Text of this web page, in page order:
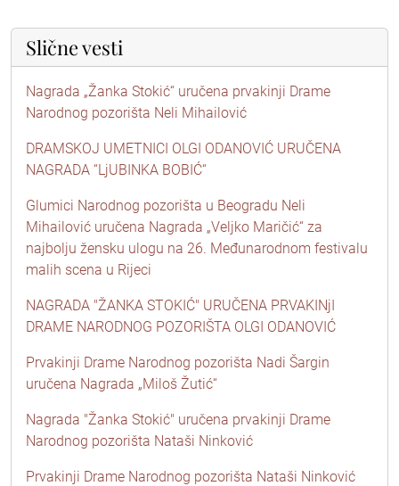
Slične vesti
Nagrada „Žanka Stokić“ uručena prvakinji Drame
Narodnog pozorišta Neli Mihailović
DRAMSKOJ UMETNICI OLGI ODANOVIĆ URUČENA
NAGRADA “LjUBINKA BOBIĆ“
Glumici Narodnog pozorišta u Beogradu Neli
Mihailović uručena Nagrada „Veljko Maričić“ za
najbolju žensku ulogu na 26. Međunarodnom festivalu
malih scena u Rijeci
NAGRADA "ŽANKA STOKIĆ" URUČENA PRVAKINjI
DRAME NARODNOG POZORIŠTA OLGI ODANOVIĆ
Prvakinji Drame Narodnog pozorišta Nadi Šargin
uručena Nagrada „Miloš Žutić“
Nagrada "Žanka Stokić" uručena prvakinji Drame
Narodnog pozorišta Nataši Ninković
Prvakinji Drame Narodnog pozorišta Nataši Ninković